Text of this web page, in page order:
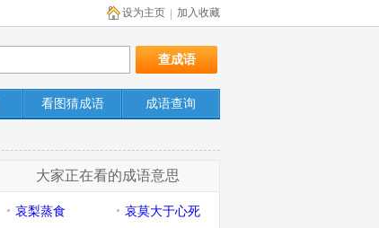
加入收藏
设为主页
看图猜成语 成语查询
大家正在看的成语意思
哀梨蒸食
哀莫大于心死